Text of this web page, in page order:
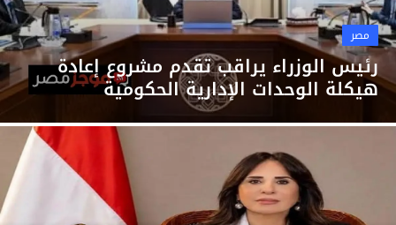
الرياضة
اقتصاد
تكنولوجيا
التعليم
منوعات
مصر
رئيس الوزراء يراقب تقدم مشروع إعادة
هيكلة الوحدات الإدارية الحكومية